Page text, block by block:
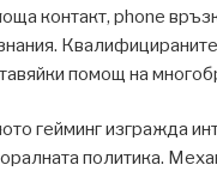
контакт, phone
помощ на
гейминг изгражда
политика.